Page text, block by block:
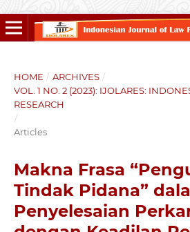
HOME / ARCHIVES /
VOL. 1 NO. 2 (2023): IJOLARES:
RESEARCH
/
Articles
Makna Frasa
Tindak Pidana”
Penyelesaian